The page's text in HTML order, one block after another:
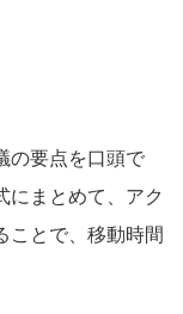
の要点を口頭で
にまとめて、アク
ことで、移動時間